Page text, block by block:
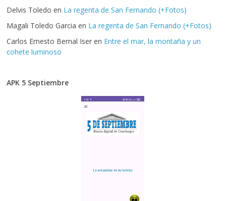
Delvis Toledo en La regenta de San Fernando (+Fotos)
Magali Toledo Garcia en La regenta de San Fernando (+Fotos)
Carlos Ernesto Bernal Iser en Entre el mar, la montaña y un
cohete luminoso
APK 5 Septiembre